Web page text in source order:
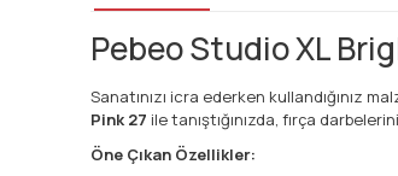
Pebeo Studio XL
Sanatınızı icra ederken kullandığınız
Pink 27 ile tanıştığınızda, fırça
Öne Çıkan Özellikler: